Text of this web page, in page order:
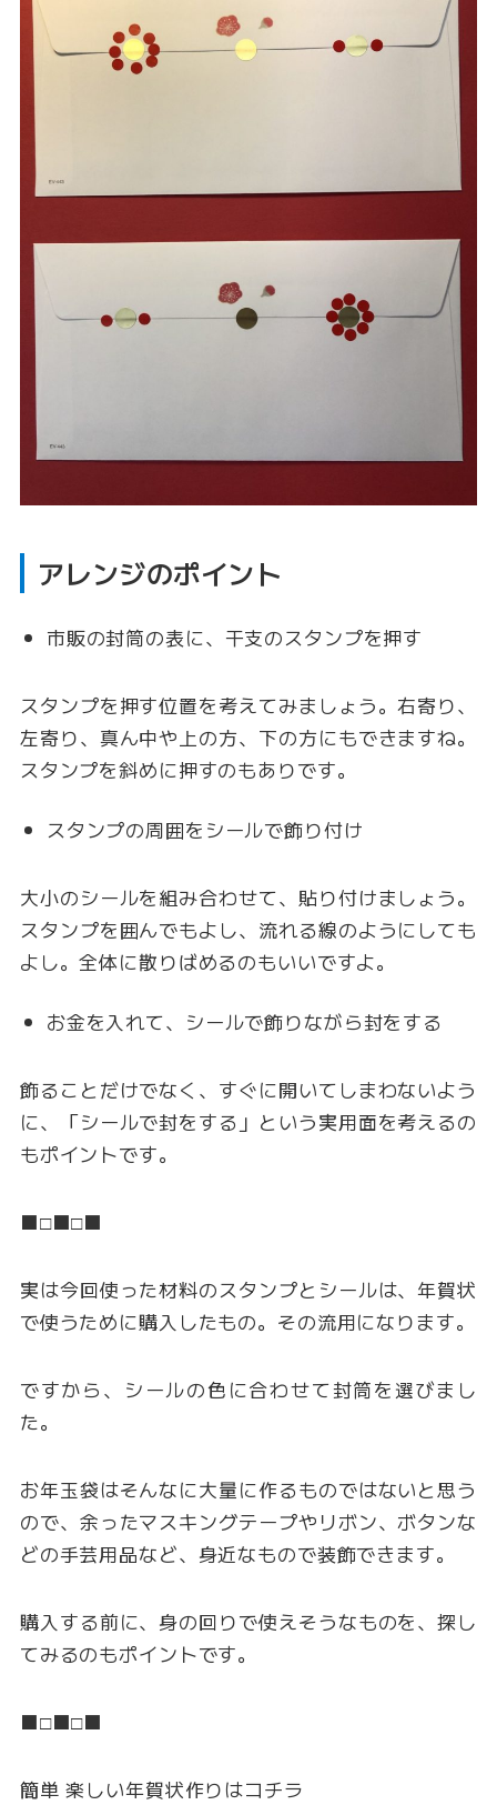
アレンジのポイント
市販の封筒の表に、干支のスタンプを押す
スタンプを押す位置を考えてみましょう。右寄り、
左寄り、真ん中や上の方、下の方にもできますね。
スタンプを斜めに押すのもありです。
スタンプの周囲をシールで飾り付け
大小のシールを組み合わせて、貼り付けましょう。
スタンプを囲んでもよし、流れる線のようにしても
よし。全体に散りばめるのもいいですよ。
お金を入れて、シールで飾りながら封をする
飾ることだけでなく、すぐに開いてしまわないよう
に、「シールで封をする」という実用面を考えるの
もポイントです。
■□■□■
実は今回使った材料のスタンプとシールは、年賀状
で使うために購入したもの。その流用になります。
ですから、シールの色に合わせて封筒を選びまし
た。
お年玉袋はそんなに大量に作るものではないと思う
ので、余ったマスキングテープやリボン、ボタンな
どの手芸用品など、身近なもので装飾できます。
購入する前に、身の回りで使えそうなものを、探し
てみるのもポイントです。
■□■□■
簡単 楽しい年賀状作りはコチラ